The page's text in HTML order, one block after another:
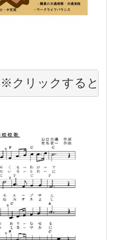
※クリックすると流